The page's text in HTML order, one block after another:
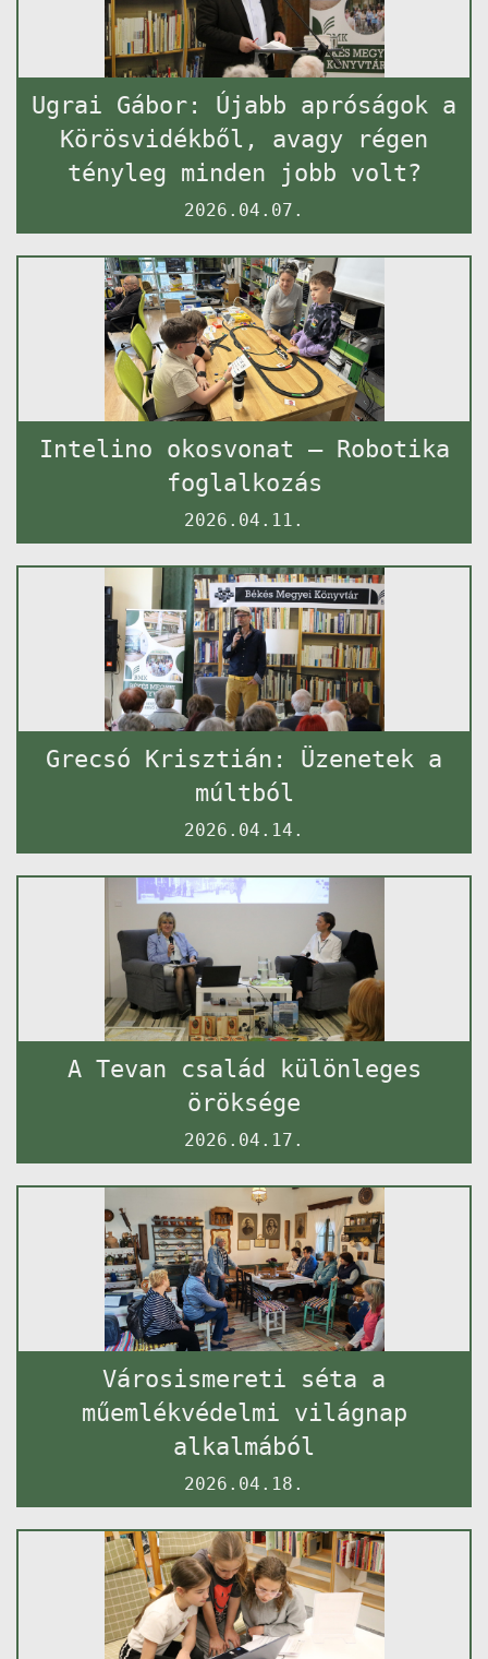
Ugrai Gábor: Újabb apróságok a
Körösvidékből, avagy régen
tényleg minden jobb volt?
2026.04.07.
Intelino okosvonat – Robotika
foglalkozás
2026.04.11.
Grecsó Krisztián: Üzenetek a
múltból
2026.04.14.
A Tevan család különleges
öröksége
2026.04.17.
Városismereti séta a
műemlékvédelmi világnap
alkalmából
2026.04.18.